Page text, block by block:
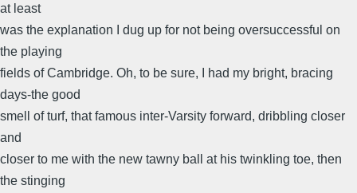
at least
was the explanation I dug up for not being oversuccessful on
the playing
fields of Cambridge. Oh, to be sure, I had my bright, bracing
days-the good
smell of turf, that famous inter-Varsity forward, dribbling closer
and
closer to me with the new tawny ball at his twinkling toe, then
the stinging